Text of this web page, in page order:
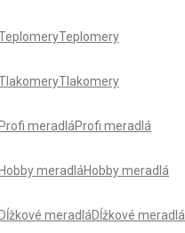
Teplomery
Tlakomery
Profi meradlá
Hobby meradlá
Dĺžkové meradlá